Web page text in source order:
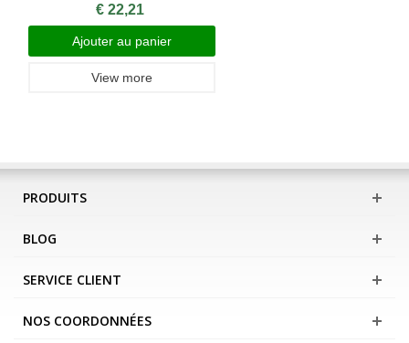
€ 22,21
Ajouter au panier
View more
PRODUITS
BLOG
SERVICE CLIENT
NOS COORDONNÉES